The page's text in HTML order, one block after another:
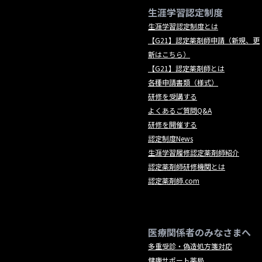
生涯学習認定制度
生涯学習認定制度とは
【G21】認定薬剤師申請（新規、更
新はこちら）
【G21】認定薬剤師とは
各種申請書類（様式）
研修を受講する
よくあるご質問Q&A
研修を開催する
認定制度News
生涯学習履修認定薬剤師紹介
認定薬剤師研修機関とは
認定薬剤師.com
医療関係者のみなさまへ
多重受診・偽造処方箋対応
健康サポート薬局